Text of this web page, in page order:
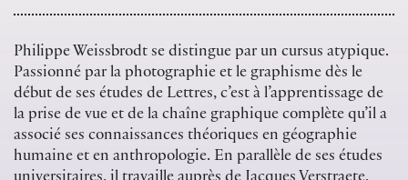
Philippe Weissbrodt se distingue par un cursus atypique.
Passionné par la photographie et le graphisme dès le
début de ses études de Lettres, c’est à l’apprentissage de
la prise de vue et de la chaîne graphique complète qu’il a
associé ses connaissances théoriques en géographie
humaine et en anthropologie. En parallèle de ses études